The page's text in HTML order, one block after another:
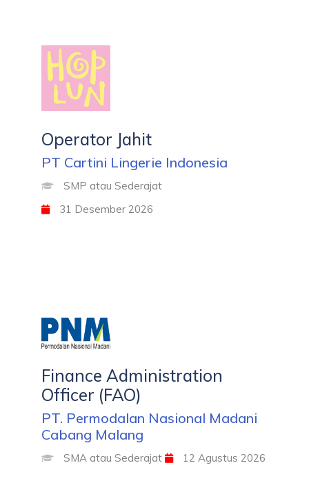
Operator Jahit
PT Cartini Lingerie Indonesia
SMP atau Sederajat
31 Desember 2026
Finance Administration
Officer (FAO)
PT. Permodalan Nasional Madani
Cabang Malang
SMA atau Sederajat 12 Agustus 2026